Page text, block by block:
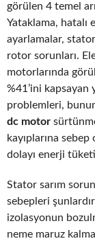
görülen 4 temel
Yataklama, hatalı
ayarlamalar, stator
rotor sorunları.
motorlarında
%41’ini kapsayan
problemleri,
dc motor
kayıplarına
dolayı enerji
Stator sarım
sebepleri
izolasyonun
neme maruz